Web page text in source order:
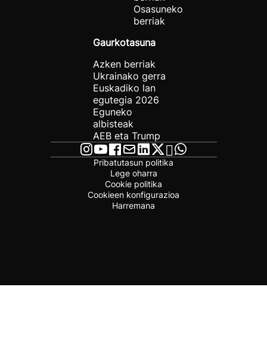
Osasuneko
berriak
Gaurkotasuna
Azken berriak
Ukrainako gerra
Euskadiko lan
egutegia 2026
Eguneko
albisteak
AEB eta Trump
Pribatutasun politika
Lege oharra
Cookie politika
Cookieen konfigurazioa
Harremana